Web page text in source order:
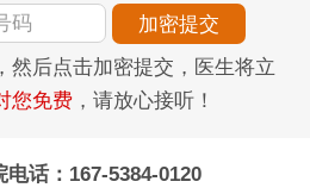
然后点击加密提交，医生将立
您免费 ，请放心接听！
话：167-5384-0120